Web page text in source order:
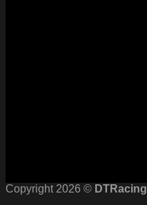
Copyright 2026 © DTRacing